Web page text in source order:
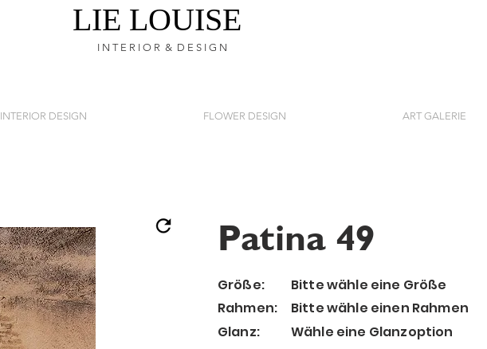
I N T E R I O R & D E S I G N
LIE LOUISE
INTERIOR DESIGN FLOWER DESIGN ART GALERIE
Patina 49
Größe:
Rahmen:
Bitte wähle eine Größe
Bitte wähle einen Rahmen
Glanz: Wähle eine Glanzoption